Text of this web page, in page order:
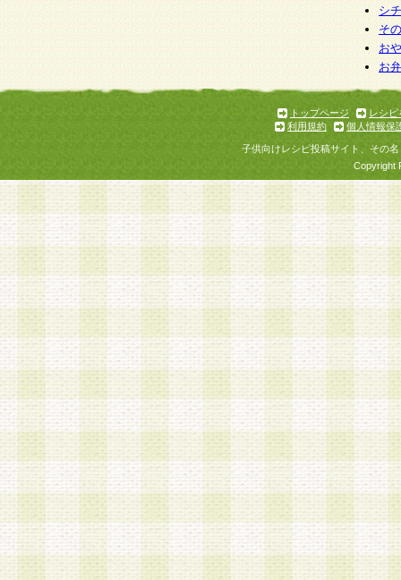
シ
そ
お
お
トップページ
レシピ
利用規約
個人情報保
子供向けレシピ投稿サイト、その
Copyright